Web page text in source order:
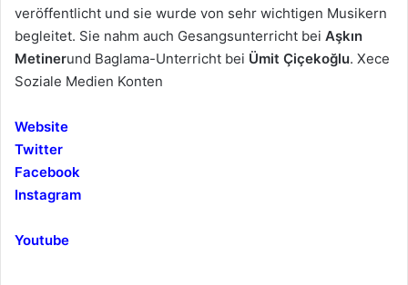
veröffentlicht und sie wurde von sehr wichtigen Musikern
begleitet. Sie nahm auch Gesangsunterricht bei Aşkın
Metinerund Baglama-Unterricht bei Ümit Çiçekoğlu. Xece
Soziale Medien Konten
Website
Twitter
Facebook
Instagram
Youtube